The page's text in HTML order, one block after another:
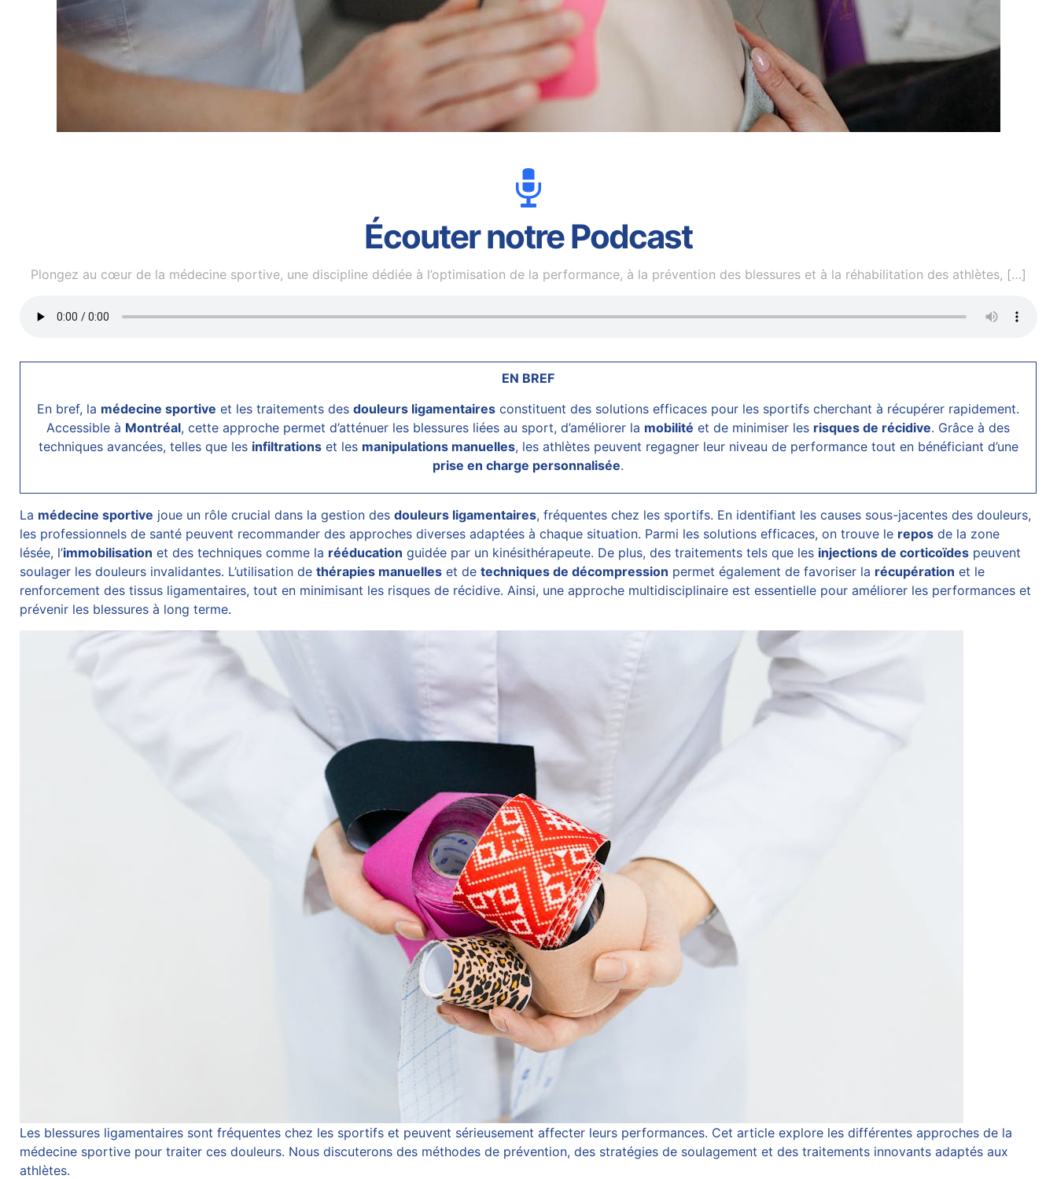
Écouter notre Podcast
Plongez au cœur de la médecine sportive, une discipline dédiée à l’optimisation de la performance, à la prévention des blessures et à la réhabilitation des athlètes, […]
EN BREF
En bref, la médecine sportive et les traitements desdouleurs ligamentaires constituent des solutions efficaces pour les sportifs cherchant à récupérer rapidement.
Accessible à Montréal, cette approche permet d’atténuer les blessures liées au sport, d’améliorer la mobilité et de minimiser les risques de récidive. Grâce à des
techniques avancées, telles que les infiltrationset les manipulations manuelles, les athlètes peuvent regagner leur niveau de performance tout en bénéficiant d’une
prise en charge personnalisée.
La médecine sportive joue un rôle crucial dans la gestion desdouleurs ligamentaires, fréquentes chez les sportifs. En identifiant les causes sous-jacentes des douleurs,
les professionnels de santé peuvent recommander des approches diverses adaptées à chaque situation. Parmi les solutions efficaces, on trouve le repos de la zone
lésée, l’immobilisation et des techniques comme la rééducation guidée par un kinésithérapeute. De plus, des traitements tels que les injections de corticoïdes peuvent
soulager les douleurs invalidantes. L’utilisation dethérapies manuelles et detechniques de décompression permet également de favoriser la récupération et le
renforcement des tissus ligamentaires, tout en minimisant les risques de récidive. Ainsi, une approche multidisciplinaire est essentielle pour améliorer les performances et
prévenir les blessures à long terme.
Les blessures ligamentaires sont fréquentes chez les sportifs et peuvent sérieusement affecter leurs performances. Cet article explore les différentes approches de la
médecine sportive pour traiter ces douleurs. Nous discuterons des méthodes de prévention, des stratégies de soulagement et des traitements innovants adaptés aux
athlètes.